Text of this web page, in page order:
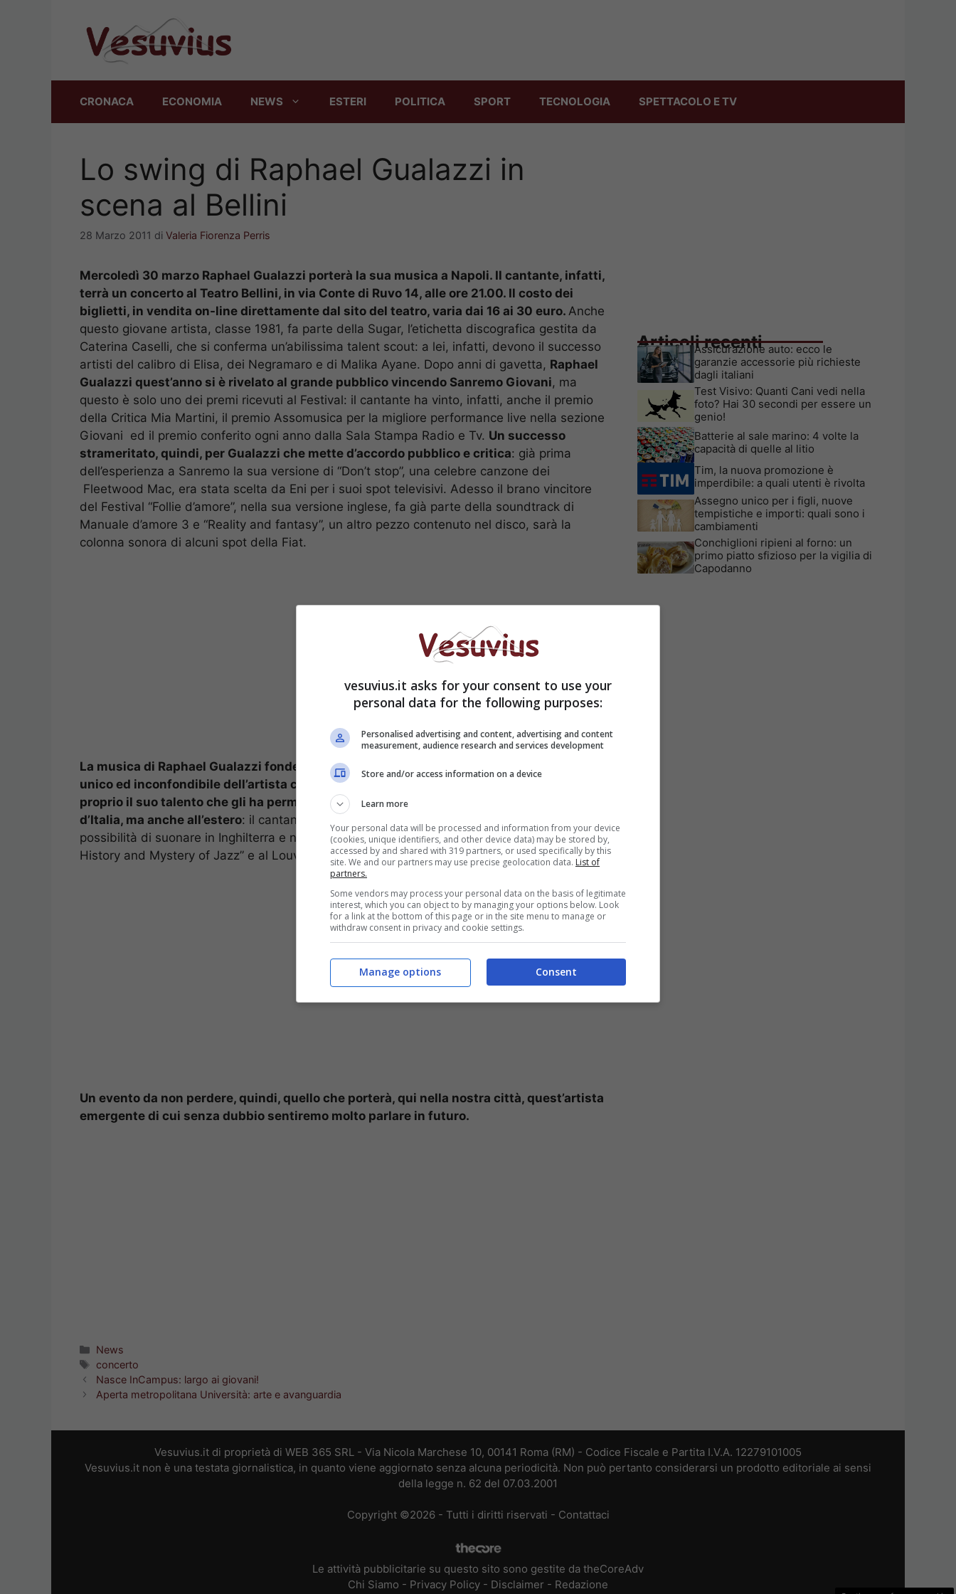
CRONACA ECONOMIA NEWS ESTERI POLITICA SPORT TECNOLOGIA SPETTACOLO E TV
Lo swing di Raphael Gualazzi in
scena al Bellini
28 Marzo 2011 di Valeria Fiorenza Perris
Mercoledì 30 marzo Raphael Gualazzi porterà la sua musica a Napoli. Il cantante, infatti,
terrà un concerto al Teatro Bellini, in via Conte di Ruvo 14, alle ore 21.00. Il costo dei
biglietti, in vendita on-line direttamente dal sito del teatro, varia dai 16 ai 30 euro. Anche
questo giovane artista, classe 1981, fa parte della Sugar, l’etichetta discografica gestita da
Caterina Caselli, che si conferma un’abilissima talent scout: a lei, infatti, devono il successo
artisti del calibro di Elisa, dei Negramaro e di Malika Ayane. Dopo anni di gavetta, Raphael
Gualazzi quest’anno si è rivelato al grande pubblico vincendo Sanremo Giovani, ma
questo è solo uno dei premi ricevuti al Festival: il cantante ha vinto, infatti, anche il premio
della Critica Mia Martini, il premio Assomusica per la migliore performance live nella sezione
Giovani ed il premio conferito ogni anno dalla Sala Stampa Radio e Tv. Un successo
strameritato, quindi, per Gualazzi che mette d’accordo pubblico e critica: già prima
dell’esperienza a Sanremo la sua versione di “Don’t stop”, una celebre canzone dei
Fleetwood Mac, era stata scelta da Eni per i suoi spot televisivi. Adesso il brano vincitore
del Festival “Follie d’amore”, nella sua versione inglese, fa già parte della soundtrack di
Manuale d’amore 3 e “Reality and fantasy”, un altro pezzo contenuto nel disco, sarà la
colonna sonora di alcuni spot della Fiat.
La musica di Raphael Gualazzi fonde Blues, Soul
e Jazz, senza mai tralasciare il tocco
unico ed inconfondibile dell’artista che rende personalissima
proprio il suo talento che gli ha permesso di calcare moltissimi palcoscenici importanti
d’Italia, ma anche all’estero: il cantante, nonostante la sua giovane età, ha avuto la
possibilità di suonare in Inghilterra e nel New England durante la manifestazione “The
History and Mystery of Jazz” e al Louvre di Parigi.
Un evento da non perdere, quindi, quello che porterà, qui nella nostra città, quest’artista
emergente di cui senza dubbio sentiremo molto parlare in futuro.
Categorie
News
Tag
concerto
Nasce InCampus: largo ai giovani!
Aperta metropolitana Università: arte e avanguardia
Articoli recenti
Assicurazione auto: ecco le
garanzie accessorie più richieste
dagli italiani
Test Visivo: Quanti Cani vedi nella
foto? Hai 30 secondi per essere un
genio!
Batterie al sale marino: 4 volte la
capacità di quelle al litio
Tim, la nuova promozione è
imperdibile: a quali utenti è rivolta
Assegno unico per i figli, nuove
tempistiche e importi: quali sono i
cambiamenti
Conchiglioni ripieni al forno: un
primo piatto sfizioso per la vigilia di
Capodanno
Vesuvius.it di proprietà di WEB 365 SRL - Via Nicola Marchese 10, 00141 Roma (RM) - Codice Fiscale e Partita I.V.A. 12279101005
Vesuvius.it non è una testata giornalistica, in quanto viene aggiornato senza alcuna periodicità. Non può pertanto considerarsi un prodotto editoriale ai sensi
della legge n. 62 del 07.03.2001
Copyright ©2026 - Tutti i diritti riservati - Contattaci
Le attività pubblicitarie su questo sito sono gestite da theCoreAdv
Chi Siamo - Privacy Policy - Disclaimer - Redazione
vesuvius.it asks for your consent to use your
personal data for the following purposes:
Personalised advertising and content, advertising and content
measurement, audience research and services development
Store and/or access information on a device
Learn more
Your personal data will be processed and information from your device
(cookies, unique identifiers, and other device data) may be stored by,
accessed by and shared with 319 partners, or used specifically by this
site. We and our partners may use precise geolocation data. List of
partners.
Some vendors may process your personal data on the basis of legitimate
interest, which you can object to by managing your options below. Look
for a link at the bottom of this page or in the site menu to manage or
withdraw consent in privacy and cookie settings.
Consent
Manage options